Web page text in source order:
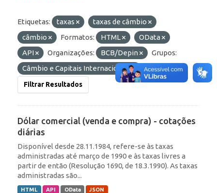
Etiquetas: taxas
taxas de câmbio
câmbio
Formatos: HTML
OData
API
Organizações: BCB/Depin
Grupos:
Câmbio e Capitais Internacionais
Filtrar Resultados
Dólar comercial (venda e compra) - cotações
diárias
Disponível desde 28.11.1984, refere-se às taxas
administradas até março de 1990 e às taxas livres a
partir de então (Resolução 1690, de 18.3.1990). As taxas
administradas são...
HTML API OData JSON